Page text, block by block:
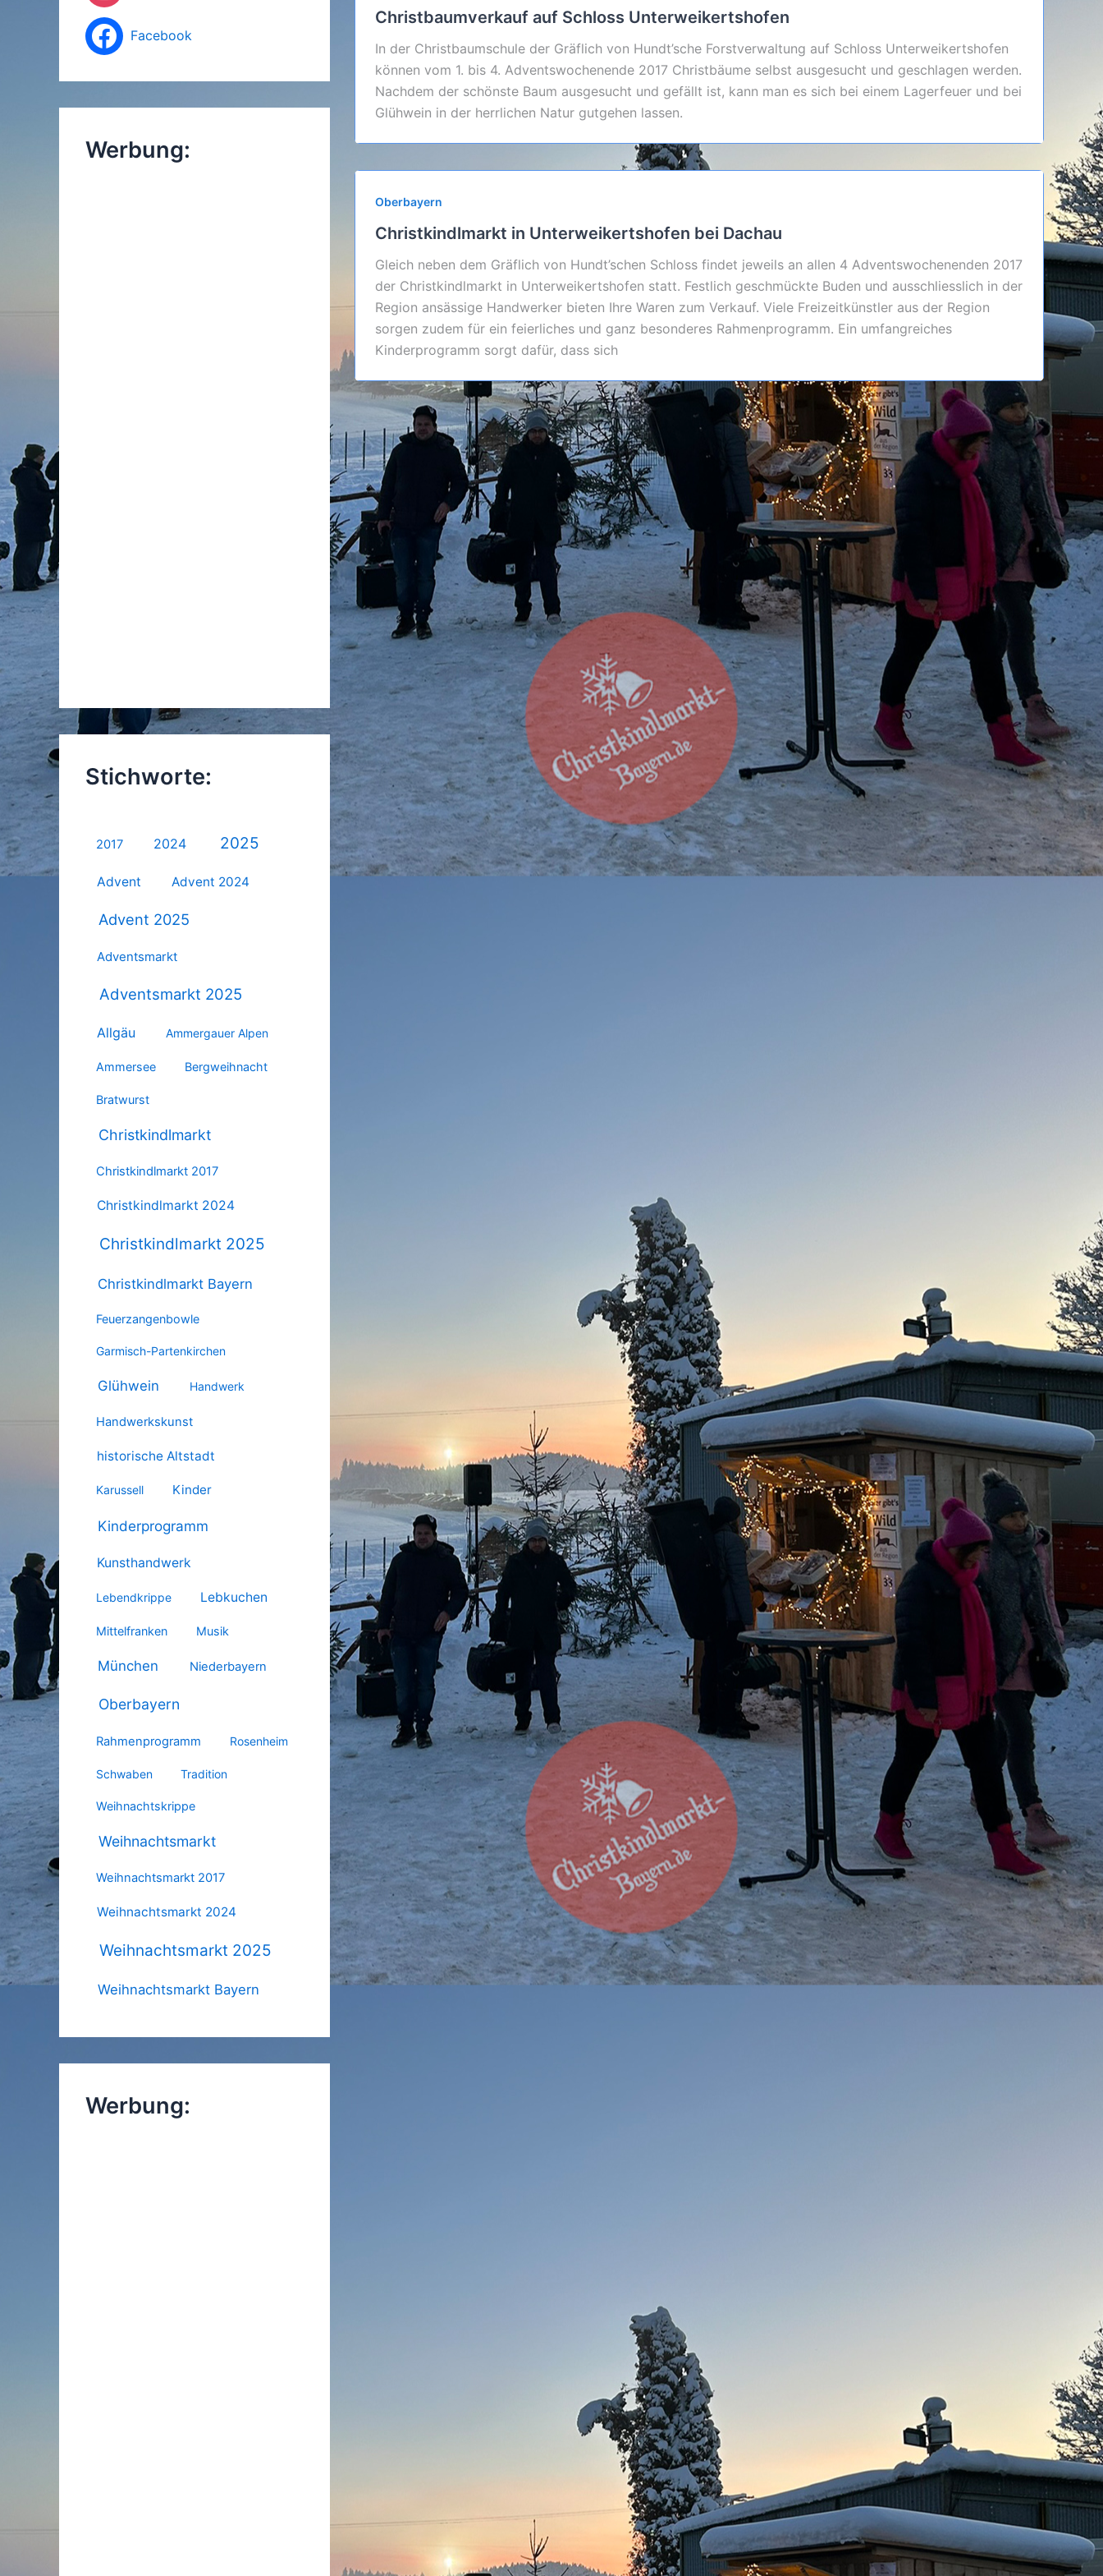
Facebook
Werbung:
Stichworte:
2017 2024 2025
Advent Advent 2024
Advent 2025
Adventsmarkt
Adventsmarkt 2025
Allgäu Ammergauer Alpen
Ammersee Bergweihnacht
Bratwurst
Christkindlmarkt
Christkindlmarkt 2017
Christkindlmarkt 2024
Christkindlmarkt 2025
Christkindlmarkt Bayern
Feuerzangenbowle
Garmisch-Partenkirchen
Glühwein Handwerk
Handwerkskunst
historische Altstadt
Karussell Kinder
Kinderprogramm
Kunsthandwerk
Lebendkrippe Lebkuchen
Mittelfranken Musik
München Niederbayern
Oberbayern
Rahmenprogramm Rosenheim
Schwaben Tradition
Weihnachtskrippe
Weihnachtsmarkt
Weihnachtsmarkt 2017
Weihnachtsmarkt 2024
Weihnachtsmarkt 2025
Weihnachtsmarkt Bayern
Werbung:
Christbaumverkauf auf Schloss Unterweikertshofen
In der Christbaumschule der Gräflich von Hundt’sche Forstverwaltung auf Schloss Unterweikertshofen
können vom 1. bis 4. Adventswochenende 2017 Christbäume selbst ausgesucht und geschlagen werden.
Nachdem der schönste Baum ausgesucht und gefällt ist, kann man es sich bei einem Lagerfeuer und bei
Glühwein in der herrlichen Natur gutgehen lassen.
Oberbayern
Christkindlmarkt in Unterweikertshofen bei Dachau
Gleich neben dem Gräflich von Hundt’schen Schloss findet jeweils an allen 4 Adventswochenenden 2017
der Christkindlmarkt in Unterweikertshofen statt. Festlich geschmückte Buden und ausschliesslich in der
Region ansässige Handwerker bieten Ihre Waren zum Verkauf. Viele Freizeitkünstler aus der Region
sorgen zudem für ein feierliches und ganz besonderes Rahmenprogramm. Ein umfangreiches
Kinderprogramm sorgt dafür, dass sich